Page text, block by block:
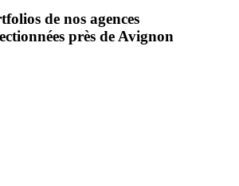
de nos agences
près de Avignon